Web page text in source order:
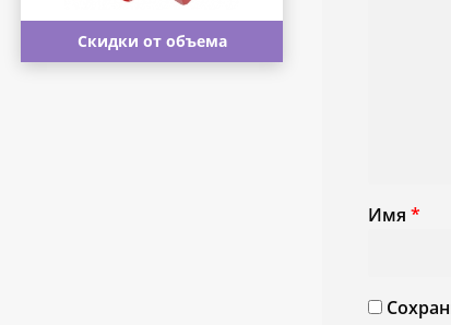
Имя *
Скидки от объема